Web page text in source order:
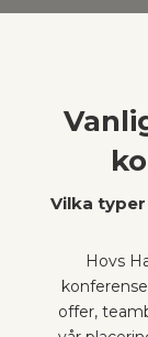
Vilka
Hovs
offer,